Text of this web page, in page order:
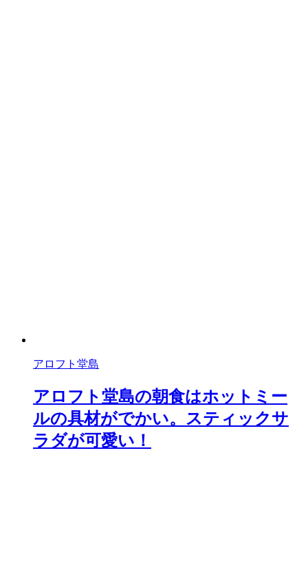
アロフト堂島
アロフト堂島の朝食はホットミー
ルの具材がでかい。スティックサ
ラダが可愛い！